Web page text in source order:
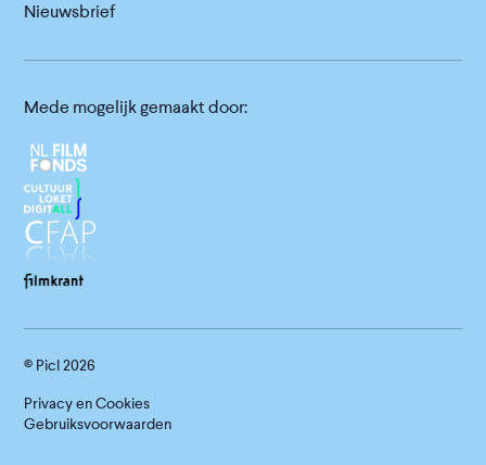
Nieuwsbrief
Mede mogelijk gemaakt door:
© Picl2026
Privacy en Cookies
Gebruiksvoorwaarden